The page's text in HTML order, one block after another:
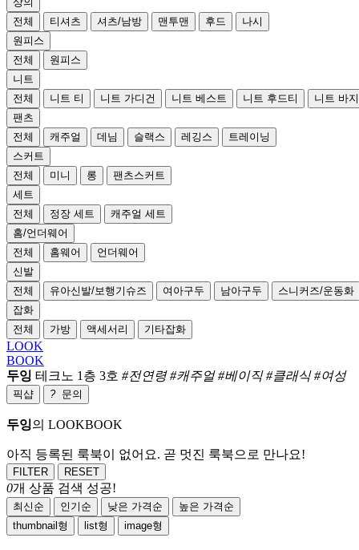
전체
티셔츠 셔츠/남방 맨투맨 후드
나시
원피스
전체
원피스
니트
전체
니트 티 니트 가디건 니트 베스트 니트 후드티
니트 바지
팬츠
전체
캐주얼 데님 슬랙스 레깅스
트레이닝
스커트
전체
미니 롱
팬츠스커트
세트
전체
정장 세트
캐주얼 세트
홈/언더웨어
전체
홈웨어
언더웨어
신발
전체
유아신발/보행기슈즈 여아구두 남아구두 스니커즈/운동화
잡화
전체
가방 액세서리 기타잡화
LOOK
BOOK
두잉 테크노 1층 3호 #전연령 #캐주얼 #베이직 #클래식 #여성
픽샵 ? 문의
두잉의 LOOKBOOK
아직 등록된 룩북이 없어요. 곧 멋진 룩북으로 만나요!
FILTER RESET
0개 상품 검색 성공!
최신순 인기순 낮은 가격순
높은 가격순
thumbnail형
list형 image형